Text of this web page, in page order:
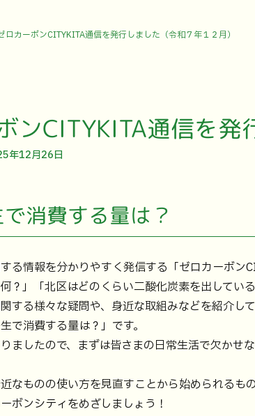
ロカーボンCITYKITA通信を発行しました（令和７年１２月）
ンCITYKITA通信を発
年12月26日
消費する量は？
る情報を分かりやすく発信する「ゼロカーボン
何？」「北区はどのくらい二酸化炭素を出して
する様々な疑問や、身近な取組みなどを紹介して
で消費する量は？」です。
ましたので、まずは皆さまの日常生活で欠か
なものの使い方を見直すことから始められるもの
ボンシティをめざしましょう！